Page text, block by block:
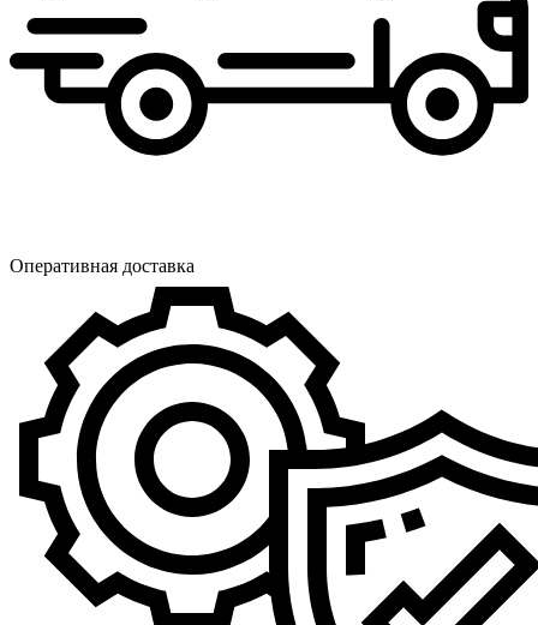
Оперативная доставка